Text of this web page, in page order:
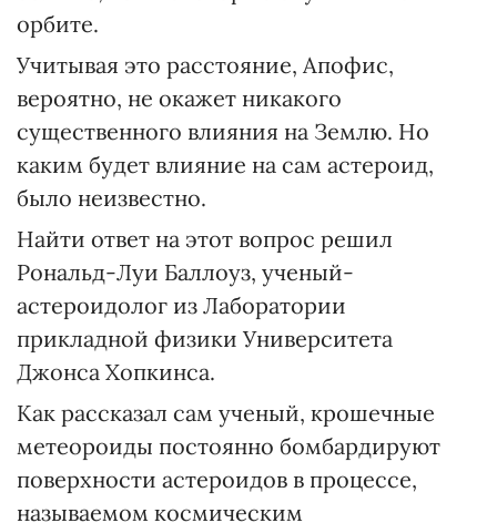
орбите.
Учитывая это расстояние, Апофис,
вероятно, не окажет никакого
существенного влияния на Землю. Но
каким будет влияние на сам астероид,
было неизвестно.
Найти ответ на этот вопрос решил
Рональд-Луи Баллоуз, ученый-
астероидолог из Лаборатории
прикладной физики Университета
Джонса Хопкинса.
Как рассказал сам ученый, крошечные
метеороиды постоянно бомбардируют
поверхности астероидов в процессе,
называемом космическим